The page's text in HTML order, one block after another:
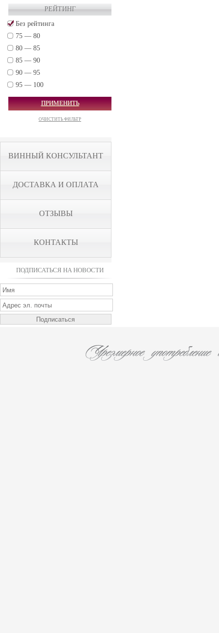
РЕЙТИНГ
Без рейтинга
75 — 80
80 — 85
85 — 90
90 — 95
95 — 100
ПРИМЕНИТЬ
ОЧИСТИТЬ ФИЛЬТР
ВИННЫЙ КОНСУЛЬТАНТ
ДОСТАВКА И ОПЛАТА
ОТЗЫВЫ
КОНТАКТЫ
ПОДПИСАТЬСЯ НА НОВОСТИ